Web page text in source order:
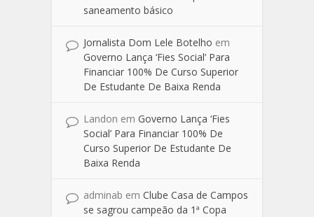
saneamento básico
Jornalista Dom Lele Botelho em
Governo Lança ‘Fies Social’ Para
Financiar 100% De Curso Superior
De Estudante De Baixa Renda
Landon em Governo Lança ‘Fies
Social’ Para Financiar 100% De
Curso Superior De Estudante De
Baixa Renda
adminab em Clube Casa de Campos
se sagrou campeão da 1ª Copa